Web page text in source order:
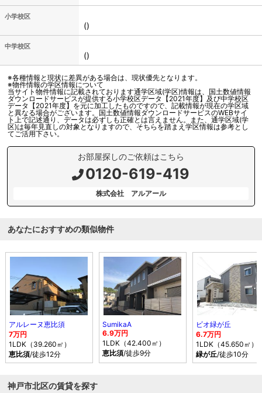
小学校区
()
中学校区
()
※各種情報と現状に差異がある場合は、現状優先となります。
※物件情報の学区情報について
当サイト物件情報に記載されております通学区域(学区)情報は、国土数値情報
ダウンロードサービスが提供する小学校区データ【2021年度】及び中学校区
データ【2021年度】を元に加工したものですので、記載情報が現在の学区域
と異なる場合がございます。国土数値情報ダウンロードサービスのWEBサイ
ト上で記述通り、データは必ずしも正確とは言えません。また、通学区域(学
区)は毎年見直しの対象となりますので、そちらを踏まえ学区情報は参考とし
てご活用下さい。
お部屋探しのご依頼はこちら
0120-619-419
株式会社 アルアール
あなたにおすすめの類似物件
アルレーヌ恵比須
7万円
1LDK（39.260㎡）
恵比須/徒歩12分
SumikaA
6.9万円
1LDK（42.400㎡）
恵比須/徒歩9分
ビオ緑が丘
6.7万円
1LDK（45.650㎡）
緑が丘/徒歩10分
神戸市北区の賃貸を探す